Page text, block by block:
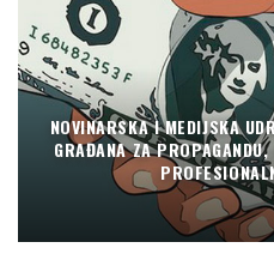
NOVINARSKA I MEDIJSKA
GRAĐANA ZA